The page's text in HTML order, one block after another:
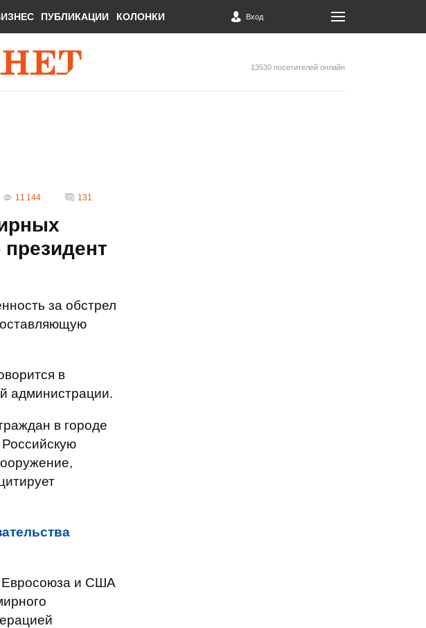
ПУБЛИКАЦИИ КОЛОНКИ Вход
13530 посетителей онлайн
11 144 131
за обстрел
в
администрации.
в городе
Евросоюза и США